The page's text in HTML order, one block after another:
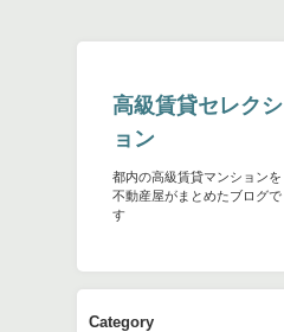
高級賃貸セレクシ
ョン
都内の高級賃貸マンションを
不動産屋がまとめたブログで
す
Category